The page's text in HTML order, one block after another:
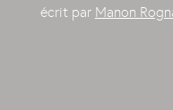
écrit par Manon